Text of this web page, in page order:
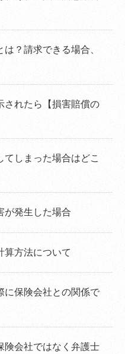
？請求できる場合、
されたら【損害賠償の
しまった場合はどこ
が発生した場合
算方法について
に保険会社との関係で
険会社ではなく弁護士